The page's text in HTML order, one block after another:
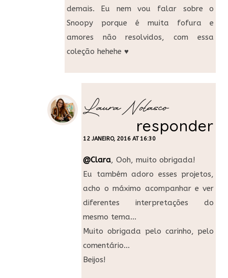
demais. Eu nem vou falar sobre o
Snoopy porque é muita fofura e
amores não resolvidos, com essa
coleção hehehe ♥
Laura Nolasco
12 JANEIRO, 2016 AT 16:30
responder
@Clara, Ooh, muito obrigada!
Eu também adoro esses projetos,
acho o máximo acompanhar e ver
diferentes interpretações do
mesmo tema…
Muito obrigada pelo carinho, pelo
comentário…
Beijos!